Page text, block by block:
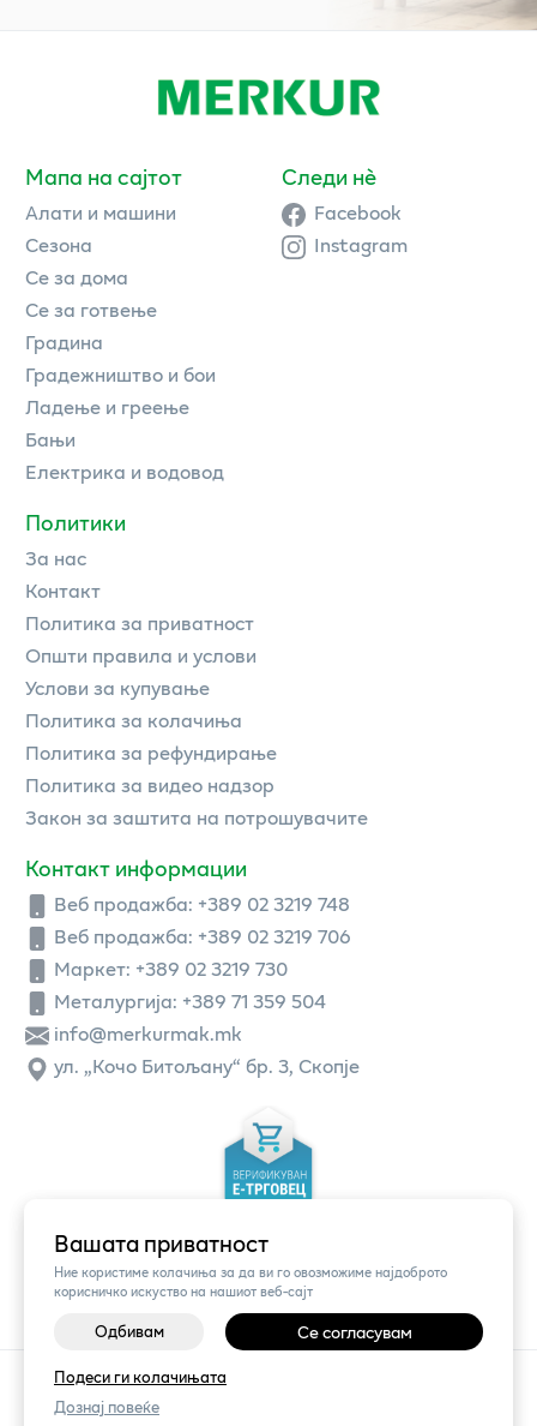
Вашата приватност
Ние користиме колачиња за да ви го овозможиме најдоброто
корисничко искуство на нашиот веб-сајт
Одбивам Се согласувам
Подеси ги колачињата
Дознај повеќе
Мапа на сајтот
Алати и машини
Сезона
Се за дома
Се за готвење
Градина
Градежништво и бои
Ладење и греење
Бањи
Електрика и водовод
Политики
За нас
Контакт
Политика за приватност
Општи правила и услови
Услови за купување
Политика за колачиња
Политика за рефундирање
Политика за видео надзор
Закон за заштита на потрошувачите
Контакт информации
Веб продажба: +389 02 3219 748
Веб продажба: +389 02 3219 706
Маркет: +389 02 3219 730
Металургија: +389 71 359 504
info@merkurmak.mk
ул. „Кочо Битољану“ бр. 3, Скопје
Следи нè
Facebook
Instagram
©2026
Поставки за колачиња